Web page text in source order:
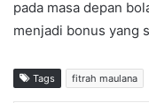
pada masa depan
menjadi bonus yang
Tags fitrah maulana